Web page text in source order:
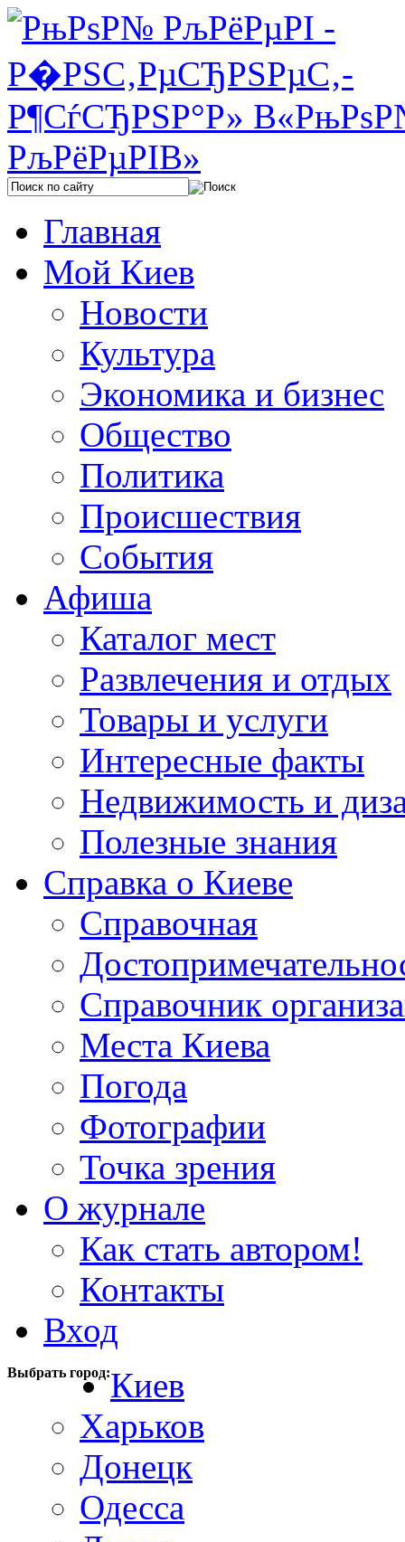
Главная
Мой Киев
Новости
Культура
Экономика и бизнес
Общество
Политика
Происшествия
События
Афиша
Каталог мест
Развлечения и отдых
Товары и услуги
Интересные факты
Недвижимость и
Полезные знания
Справка о Киеве
Справочная
Справочник
Места Киева
Погода
Фотографии
Точка зрения
О журнале
Как стать автором!
Контакты
Вход
Выбрать город:Киев
Харьков
Донецк
Одесса